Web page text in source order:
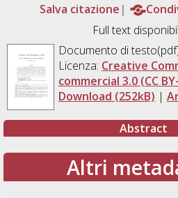
Salva citazione
Full text
Documento di
Licenza: Creative
commercial 3.0 (CC
Download (252kB) |
Abstract
Altri